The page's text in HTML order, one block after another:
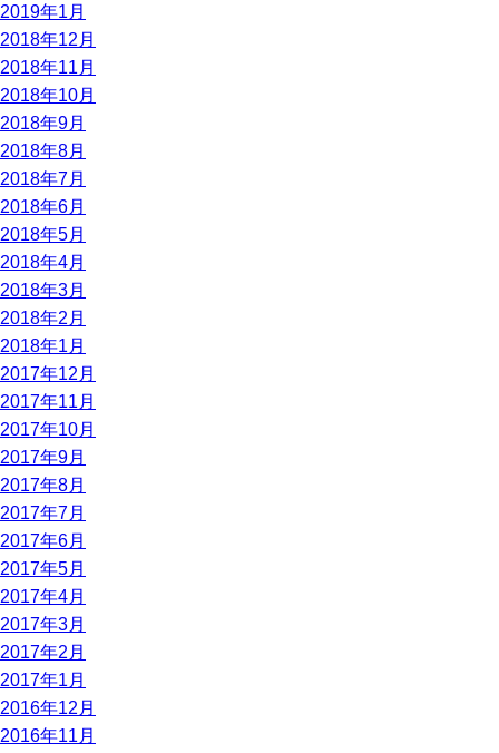
2019年1月
2018年12月
2018年11月
2018年10月
2018年9月
2018年8月
2018年7月
2018年6月
2018年5月
2018年4月
2018年3月
2018年2月
2018年1月
2017年12月
2017年11月
2017年10月
2017年9月
2017年8月
2017年7月
2017年6月
2017年5月
2017年4月
2017年3月
2017年2月
2017年1月
2016年12月
2016年11月